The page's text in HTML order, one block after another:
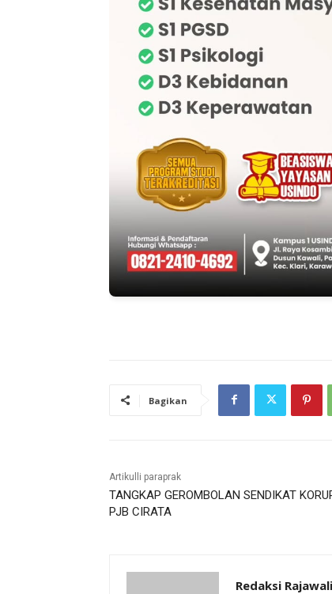
Bagikan
Artikulli paraprak
TANGKAP GEROMBOLAN SENDIKAT
PJB CIRATA
Redaksi